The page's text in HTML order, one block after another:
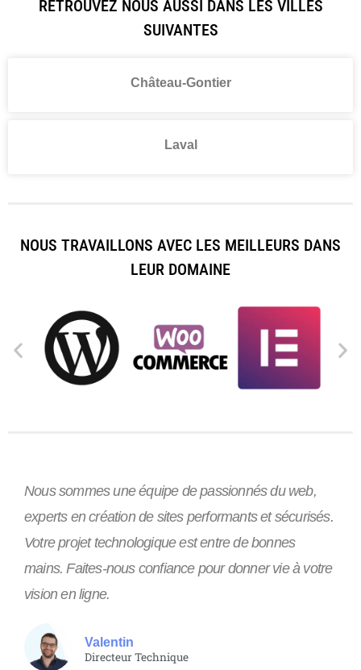
RETROUVEZ NOUS AUSSI DANS LES VILLES
SUIVANTES
Château-Gontier
Laval
NOUS TRAVAILLONS AVEC LES MEILLEURS DANS
LEUR DOMAINE
Nous sommes une équipe de passionnés du web,
experts en création de sites performants et sécurisés.
Votre projet technologique est entre de bonnes
mains. Faites-nous confiance pour donner vie à votre
vision en ligne.
Valentin
Directeur Technique